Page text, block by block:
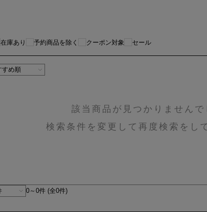
在庫あり 予約商品を除く クーポン対象 セール
該当商品が見つかりませんで
検索条件を変更して再度検索をし
0～0件 (全0件)